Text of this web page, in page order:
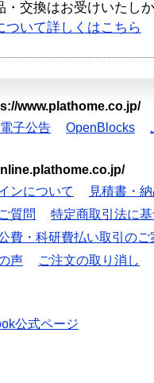
・交換はお受けいたし
ついて詳しくはこちら
www.plathome.co.jp/
電子公告 OpenBlocks
ンについて
見積書・
質問
特定商取引法に
費・科研費払い取引のご
声 ご注文の取り消し
公式ページ